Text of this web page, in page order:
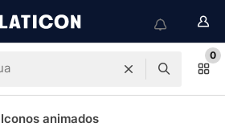
0
Iconos animados